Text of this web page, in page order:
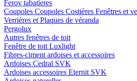
Ferov tabatieres
Coupoles Coupoles Costières Fenêtres et
Verrières et Plaques de véranda
Pergolux
Autres fenêtres de toit
Fenêtre de toit Luxlight
Fibres-ciment ardoises et accessoires
Ardoises Cedral SVK
Ardoises accessoires Eternit SVK